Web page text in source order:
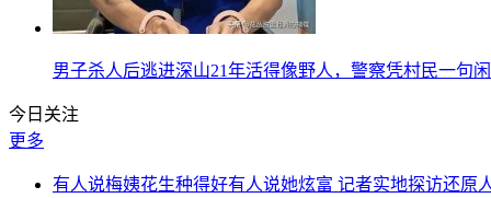
男子杀人后逃进深山21年活得像野人，警察凭村民一句
今日关注
更多
有人说梅姨花生种得好有人说她炫富 记者实地探访还原